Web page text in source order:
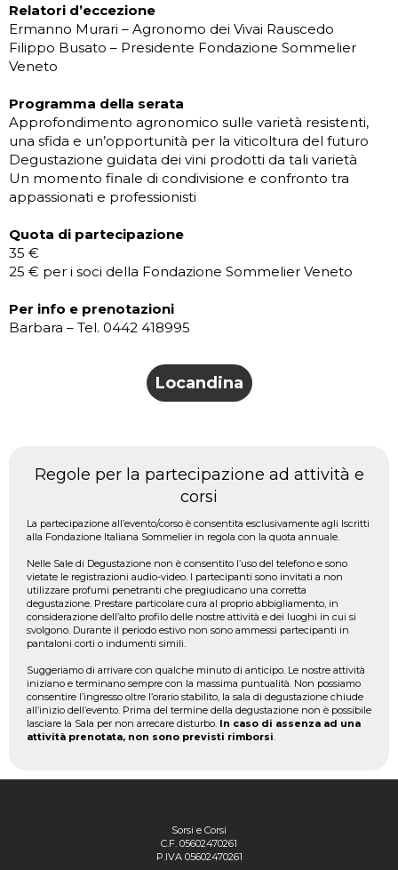
Relatori d’eccezione
Ermanno Murari – Agronomo dei Vivai Rauscedo
Filippo Busato – Presidente Fondazione Sommelier
Veneto
Programma della serata
Approfondimento agronomico sulle varietà resistenti,
una sfida e un’opportunità per la viticoltura del futuro
Degustazione guidata dei vini prodotti da tali varietà
Un momento finale di condivisione e confronto tra
appassionati e professionisti
Quota di partecipazione
35 €
25 € per i soci della Fondazione Sommelier Veneto
Per info e prenotazioni
Barbara – Tel. 0442 418995
Locandina
Regole per la partecipazione ad attività e
corsi
La partecipazione all’evento/corso è consentita esclusivamente agli Iscritti
alla Fondazione Italiana Sommelier in regola con la quota annuale.
Nelle Sale di Degustazione non è consentito l’uso del telefono e sono
vietate le registrazioni audio-video. I partecipanti sono invitati a non
utilizzare profumi penetranti che pregiudicano una corretta
degustazione. Prestare particolare cura al proprio abbigliamento, in
considerazione dell’alto profilo delle nostre attività e dei luoghi in cui si
svolgono. Durante il periodo estivo non sono ammessi partecipanti in
pantaloni corti o indumenti simili.
Suggeriamo di arrivare con qualche minuto di anticipo. Le nostre attività
iniziano e terminano sempre con la massima puntualità. Non possiamo
consentire l’ingresso oltre l’orario stabilito, la sala di degustazione chiude
all’inizio dell’evento. Prima del termine della degustazione non è possibile
lasciare la Sala per non arrecare disturbo. In caso di assenza ad una
attività prenotata, non sono previsti rimborsi
Sorsi e Corsi
C.F. 05602470261
P.IVA 05602470261